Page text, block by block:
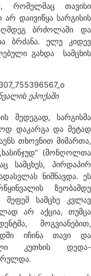
რომელმაც თავისი
დაივიწყა სარგისის
ბრძოლაში და
ბრძანა. ულუ კიდევ
გახდა სამცხის
ეპოქაში
შედეგად, სარგისმა
დაკარგა და მეტად
თხოვნით მიმართა,
(მონღოლთა
სამცხეს, პირდაპირ
ნიშნავდა. ეს
ზეობამდე
მეფემ სამცხე კვლავ
არ აქცია, თუმცა
მოგვიანებით,
იჩინა თავი და
კუთხის დედა-